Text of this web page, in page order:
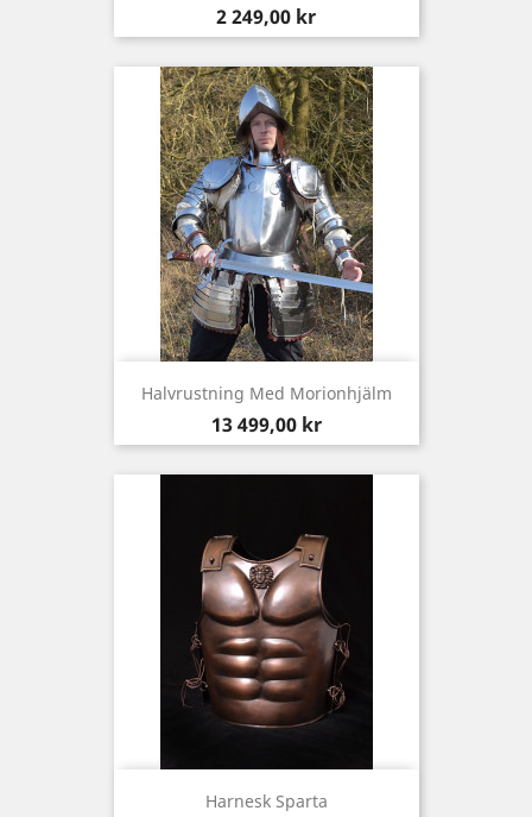
Pris
2 249,00 kr
Halvrustning Med Morionhjälm
Pris
13 499,00 kr
Harnesk Sparta